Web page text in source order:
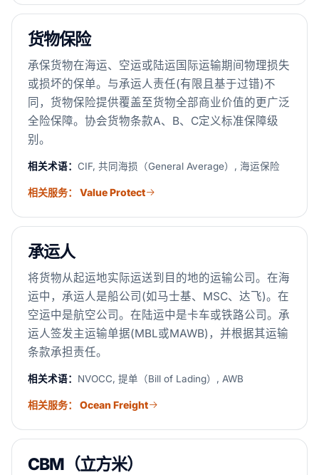
货物保险
承保货物在海运、空运或陆运国际运输期间物理损失
或损坏的保单。与承运人责任(有限且基于过错)不
同，货物保险提供覆盖至货物全部商业价值的更广泛
全险保障。协会货物条款A、B、C定义标准保障级
别。
相关术语： CIF, 共同海损（General Average）, 海运保险
相关服务： Value Protect
承运人
将货物从起运地实际运送到目的地的运输公司。在海
运中，承运人是船公司(如马士基、MSC、达飞)。在
空运中是航空公司。在陆运中是卡车或铁路公司。承
运人签发主运输单据(MBL或MAWB)，并根据其运输
条款承担责任。
相关术语： NVOCC, 提单（Bill of Lading）, AWB
相关服务： Ocean Freight
CBM（立方米）